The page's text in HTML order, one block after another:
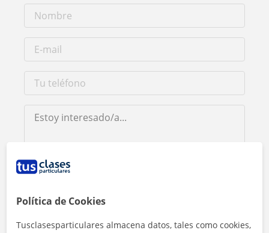
Política de Cookies
Tusclasesparticulares almacena datos, tales como cookies,